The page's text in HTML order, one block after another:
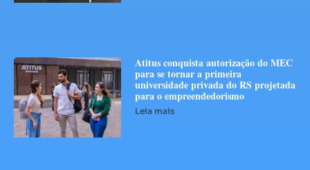
Atitus conquista autorização do MEC
para se tornar a primeira
universidade privada do RS projetada
para o empreendedorismo
Leia mais